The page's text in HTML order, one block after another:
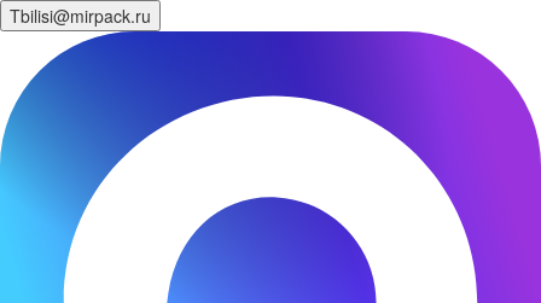
Tbilisi@mirpack.ru